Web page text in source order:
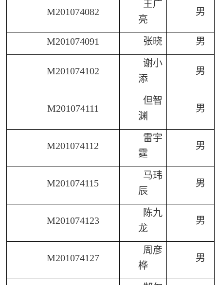
M201074082
王广
亮
男
M201074091 张晓 男
M201074102
谢小
添
男
M201074111
但智
渊
男
M201074112
雷宇
霆
男
M201074115
马玮
辰
男
M201074123
陈九
龙
男
M201074127
周彦
桦
男